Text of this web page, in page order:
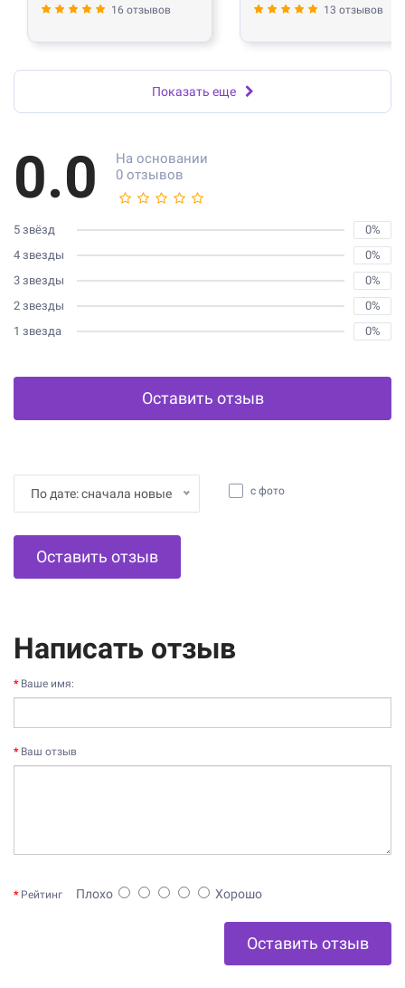
16 отзывов 13 отзывов
Показать еще
0.0
На основании
0 отзывов
5 звёзд
0%
4 звезды
0%
3 звезды
0%
2 звезды
0%
1 звезда
0%
Оставить отзыв
По дате: сначала новые с фото
Оставить отзыв
Написать отзыв
Ваше имя:
Ваш отзыв
Рейтинг Плохо Хорошо
Оставить отзыв